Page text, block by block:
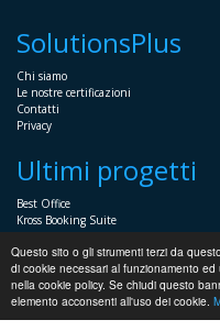
Questo sito o gli strumenti terzi da
di cookie necessari al funzionamento ed
nella cookie policy. Se chiudi questo
elemento acconsenti all'uso dei cookie.
SolutionsPlus
Chi siamo
Le nostre certificazioni
Contatti
Privacy
Ultimi progetti
Best Office
Kross Booking Suite
Assembly Manager
Automator+
Sistemistica